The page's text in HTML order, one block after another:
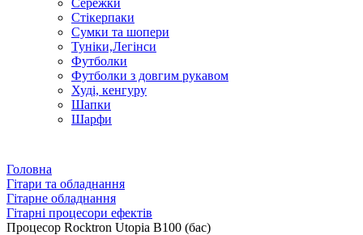
Сережки
Стікерпаки
Сумки та шопери
Туніки,Легінси
Футболки
Футболки з довгим рукавом
Худі, кенгуру
Шапки
Шарфи
Головна
Гітари та обладнання
Гітарне обладнання
Гітарні процесори ефектів
Процесор Rocktron Utopia B100 (бас)